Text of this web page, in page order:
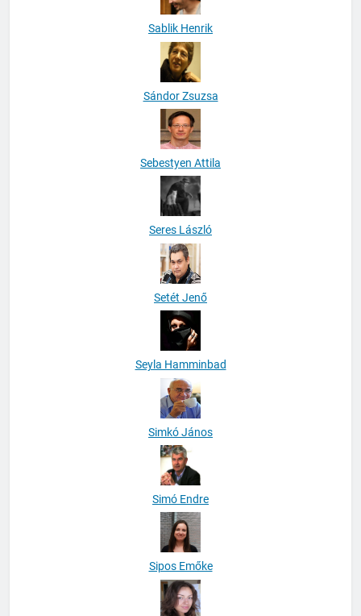
Sablik Henrik
Sándor Zsuzsa
Sebestyen Attila
Seres László
Setét Jenő
Seyla Hamminbad
Simkó János
Simó Endre
Sipos Emőke